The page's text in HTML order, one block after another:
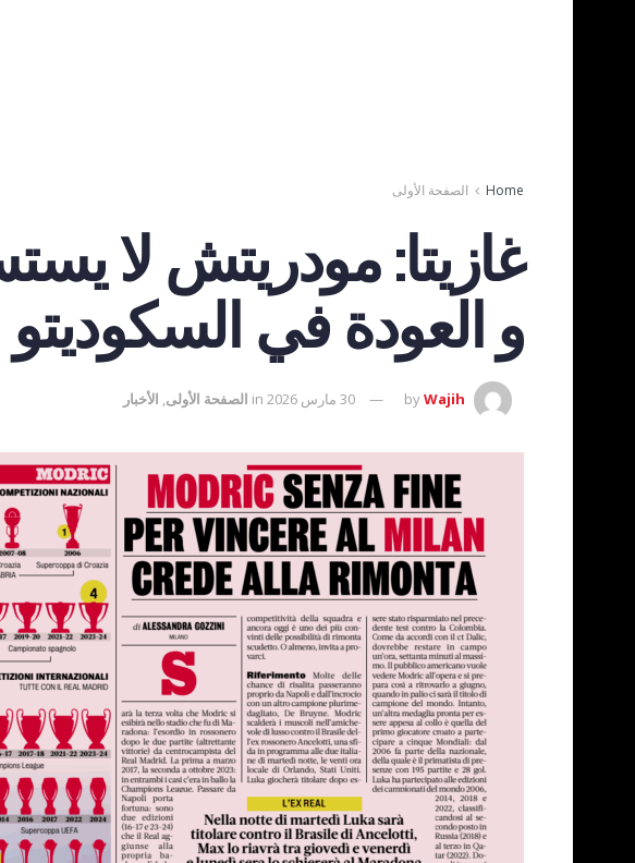
Home الصفحة الأولى
غازيتا: مودريتش لا
و العودة في السكوديتو
byWajih 30 مارس 2026 in الصفحة الأولى, الأخبار